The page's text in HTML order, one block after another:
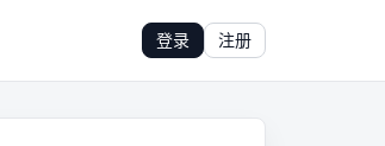
登录 注册